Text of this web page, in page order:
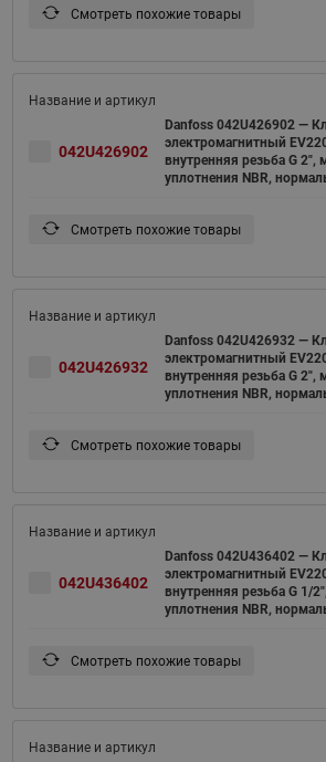
Смотреть похожие товары
042U426902
Danfoss 042U426902 —
электромагнитный
внутренняя резьба G 2",
уплотнения NBR,
Смотреть похожие товары
042U426932
Danfoss 042U426932 —
электромагнитный
внутренняя резьба G 2",
уплотнения NBR,
Смотреть похожие товары
042U436402
Danfoss 042U436402 —
электромагнитный
внутренняя резьба G 1/
уплотнения NBR,
Смотреть похожие товары